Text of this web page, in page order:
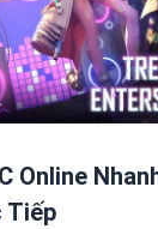
Online
Tiếp